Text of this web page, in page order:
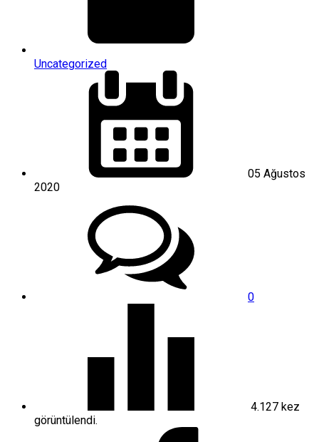
Uncategorized
05 Ağustos
2020
0
4.127 kez
görüntülendi.